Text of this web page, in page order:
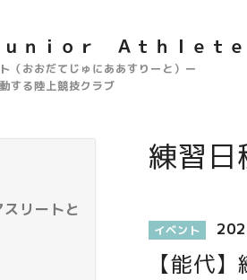
ｎｉｏｒ Ａｔｈｌｅｔｅ
（おおだてじゅにああすりーと）ー
する陸上競技クラブ
リートと
練習日
イベント
【能代